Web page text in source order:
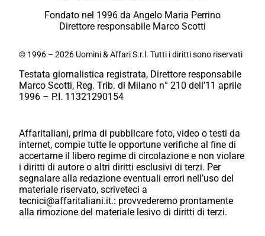
Fondato nel 1996 da Angelo Maria Perrino
Direttore responsabile Marco Scotti
© 1996 – 2026 Uomini & Affari S.r.l. Tutti i diritti sono riservati
Testata giornalistica registrata, Direttore responsabile
Marco Scotti, Reg. Trib. di Milano n° 210 dell’11 aprile
1996 – P.I. 11321290154
Affaritaliani, prima di pubblicare foto, video o testi da
internet, compie tutte le opportune verifiche al fine di
accertarne il libero regime di circolazione e non violare
i diritti di autore o altri diritti esclusivi di terzi. Per
segnalare alla redazione eventuali errori nell’uso del
materiale riservato, scriveteci a
tecnici@affaritaliani.it.: provvederemo prontamente
alla rimozione del materiale lesivo di diritti di terzi.